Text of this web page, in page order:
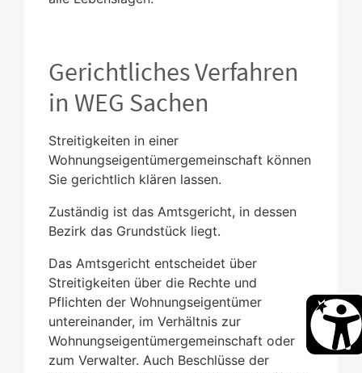
Gerichtliches Verfahren
in WEG Sachen
Streitigkeiten in einer
Wohnungseigentümergemeinschaft können
Sie gerichtlich klären lassen.
Zuständig ist das Amtsgericht, in dessen
Bezirk das Grundstück liegt.
Das Amtsgericht entscheidet über
Streitigkeiten über die Rechte und
Pflichten der Wohnungseigentümer
untereinander, im Verhältnis zur
Wohnungseigentümergemeinschaft oder
zum Verwalter. Auch Beschlüsse der